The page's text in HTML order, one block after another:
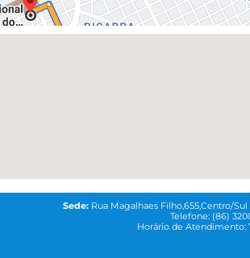
Sede: Rua Magalhaes Filho,655,Centro/
Telefone: (86)
Horário de Atendimento: